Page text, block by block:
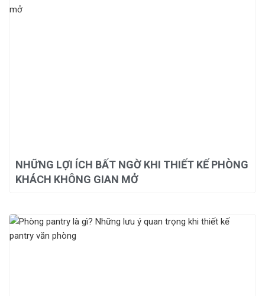
NHỮNG LỢI ÍCH BẤT NGỜ KHI THIẾT KẾ PHÒNG
KHÁCH KHÔNG GIAN MỞ